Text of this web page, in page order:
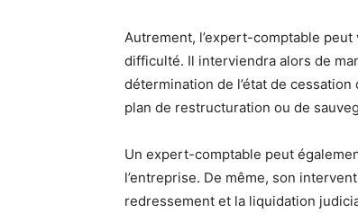
Autrement, l’expert-comptable
difficulté. Il interviendra alors de
détermination de l’état de
plan de restructuration ou de
Un expert-comptable peut
l’entreprise. De même, son
redressement et la liquidation